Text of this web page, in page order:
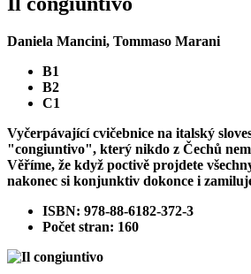
Daniela Mancini, Tommaso Marani
B1
B2
C1
Vyčerpávající cvičebnice na italský
"congiuntivo", který nikdo z Čechů
Věříme, že když poctivě projdete
nakonec si konjunktiv dokonce i
ISBN: 978-88-6182-372-3
Počet stran: 160